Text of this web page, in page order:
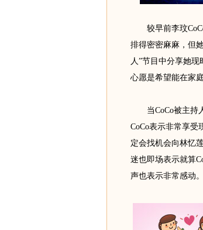
较早前李玟CoCo
排得密密麻麻，但
人”节目中分享她
心愿是希望能在家
当CoCo被主持人
CoCo表示非常享受
定会找机会向林忆
迷也即场表示就算
声也表示非常感动。